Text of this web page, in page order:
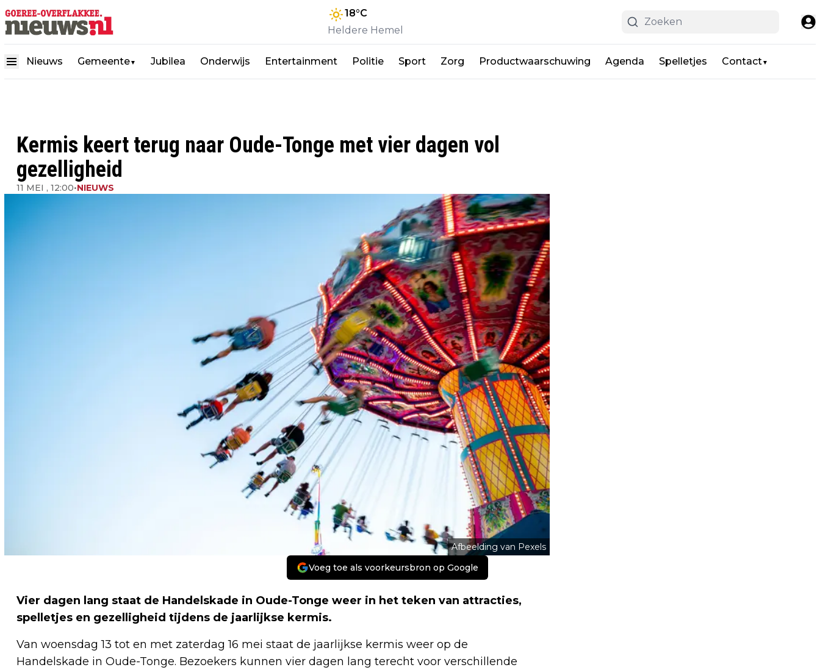
18°C
Heldere Hemel
Nieuws Gemeente▼ Jubilea Onderwijs Entertainment Politie Sport Zorg Productwaarschuwing Agenda Spelletjes Contact▼
Kermis keert terug naar Oude-Tonge met vier dagen vol
gezelligheid
11 MEI , 12:00•NIEUWS
Afbeelding van Pexels
Voeg toe als voorkeursbron op Google
Vier dagen lang staat de Handelskade in Oude-Tonge weer in het teken van attracties,
spelletjes en gezelligheid tijdens de jaarlijkse kermis.
Van woensdag 13 tot en met zaterdag 16 mei staat de jaarlijkse kermis weer op de
Handelskade in Oude-Tonge. Bezoekers kunnen vier dagen lang terecht voor verschillende